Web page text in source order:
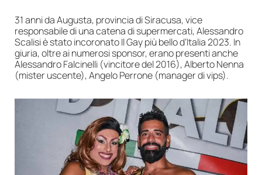
31 anni da Augusta, provincia di Siracusa, vice
responsabile di una catena di supermercati, Alessandro
Scalisi è stato incoronato Il Gay più bello d’Italia 2023. In
giuria, oltre ai numerosi sponsor, erano presenti anche
Alessandro Falcinelli (vincitore del 2016), Alberto Nenna
(mister uscente), Angelo Perrone (manager di vips).